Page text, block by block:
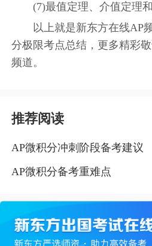
(7)最值定理、介值定理和
以上就是新东方在线AP频
分极限考点总结，更多精彩
频道。
推荐阅读
AP微积分冲刺阶段备考建议
AP微积分备考重难点